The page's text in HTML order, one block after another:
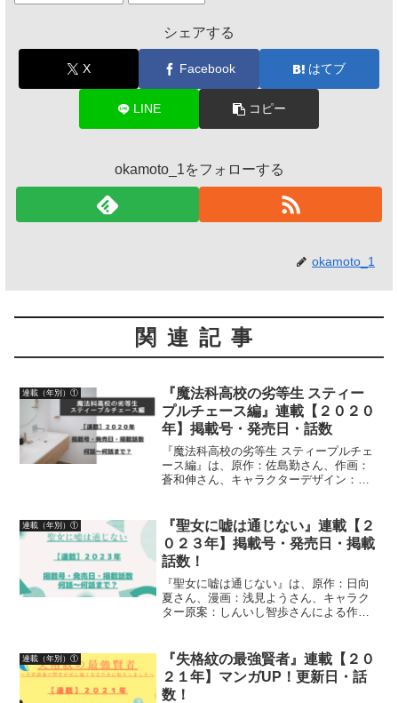
シェアする
X Facebook はてブ
LINE コピー
okamoto_1をフォローする
okamoto_1
関連記事
連載（年別）①
『魔法科高校の劣等生 スティー
プルチェース編』連載【２０２０
年】掲載号・発売日・話数
『魔法科高校の劣等生 スティープルチェ
ース編』は、原作：佐島勤さん、作画：
蒼和伸さん、キャラクターデザイン：石
載号、発売日、掲載話数について、詳し
く紹介しています
連載（年別）①
『聖女に嘘は通じない』連載【２
０２３年】掲載号・発売日・掲載
話数！
『聖女に嘘は通じない』は、原作：日向
夏さん、漫画：浅見ようさん、キャラク
ター原案：しんいし智歩さんによる作品
話数について、詳しく紹介しています
連載（年別）①
『失格紋の最強賢者』連載【２０
２１年】マンガUP！更新日・話
数！